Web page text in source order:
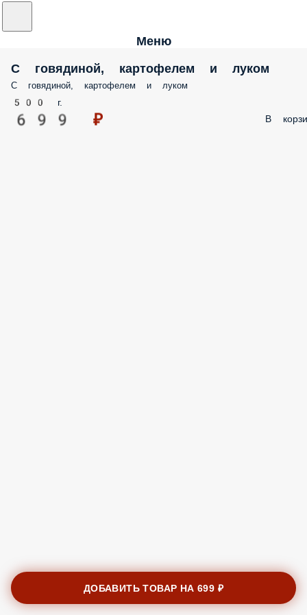
Меню
С говядиной, картофелем и луком
С говядиной, картофелем и луком
500 г.
699 ₽ В
ДОБАВИТЬ ТОВАР НА699 ₽